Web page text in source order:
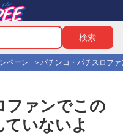
ペーン パチンコ・パチスロフ
ファンでこの
ていないよ